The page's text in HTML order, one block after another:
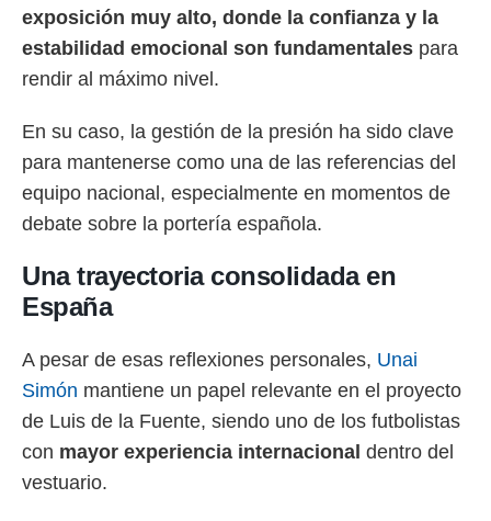
exposición muy alto, donde la confianza y la
estabilidad emocional son fundamentales para
rendir al máximo nivel.
En su caso, la gestión de la presión ha sido clave
para mantenerse como una de las referencias del
equipo nacional, especialmente en momentos de
debate sobre la portería española.
Una trayectoria consolidada en
España
A pesar de esas reflexiones personales, Unai
Simón mantiene un papel relevante en el proyecto
de Luis de la Fuente, siendo uno de los futbolistas
con mayor experiencia internacional dentro del
vestuario.